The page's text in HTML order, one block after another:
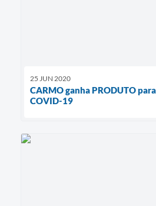
25 JUN 2020
CARMO ganha PRODUTO
COVID-19